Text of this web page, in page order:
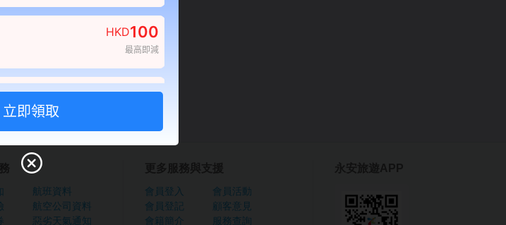
確認
航班資料
航空公司資料
惡劣天氣通知
會員登入
會員登記
會籍簡介
會員活動
顧客意見
服務查詢
HKD100
最高即減
HKD80